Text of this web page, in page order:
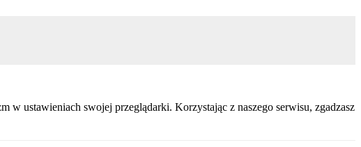
w ustawieniach swojej przeglądarki. Korzystając z naszego serwisu, zgadzasz